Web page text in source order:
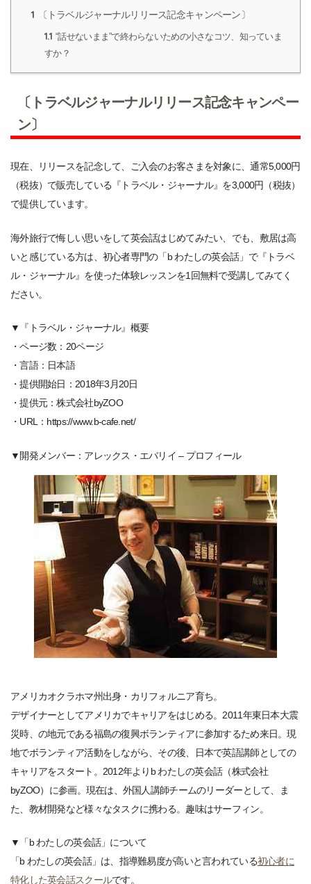
1 〔トラベルジャーナルリリース記念キャンペーン〕
1.1 “話せないまま”で終わらないための小さなコツ、知っていま
すか？
〔トラベルジャーナルリリース記念キャンペー
ン〕
現在、リリースを記念して、ご入会のお客さまを対象に、通常5,000円
（税抜）で販売している『トラベル・ジャーナル』を3,000円（税抜）
で提供しています。
海外旅行で悔しい思いをして英会話はじめてみたい、でも、敷居は高
いと感じている方は、初心者専門の「b わたしの英会話」で『トラベ
ル・ジャーナル』を使った体験レッスンを1回無料で受講してみてく
ださい。
▼『トラベル・ジャーナル』概要
・ページ数：20ページ
・言語：日本語
・提供開始日：2018年3月20日
・提供元：株式会社byZOO
・URL：https://www.b-cafe.net/
▼開発メンバー：アレックス・エバリイ – プロフィール
アメリカオクラホマ州出身・カリフォルニア育ち。
デザイナーとしてアメリカでキャリアをはじめる。2011年東日本大震
災時、の地元である福島の復興ボランティアに参加するため来日。現
地でボランティア活動をしながら、その後、日本で英語講師としての
キャリアをスタート。2012年よりb わたしの英会話（株式会社
byZOO）に参画。現在は、外国人講師チームのリーダーとして、ま
た、教材開発など様々なタスクに携わる。趣味はサーフィン。
▼「b わたしの英会話」について
「b わたしの英会話」は、指導難易度が高いと言われている初心者に
特化した英会話スクールです。